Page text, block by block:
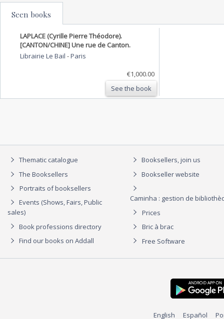
Seen books
LAPLACE (Cyrille Pierre Théodore).
[CANTON/CHINE] Une rue de Canton.
Librairie Le Bail -Paris
€1,000.00
See the book
Thematic catalogue
The Booksellers
Portraits of booksellers
Events (Shows, Fairs, Public
sales)
Book professions directory
Find our books on Addall
Booksellers, join us
Bookseller website
Caminha : gestion de
Prices
Bric à brac
Free Software
English Español